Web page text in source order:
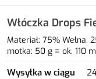
Włóczka Drops
poliamid
Materiał: 75% Wełna,
motka: 50 g = ok. 110
Wysyłka w ciągu